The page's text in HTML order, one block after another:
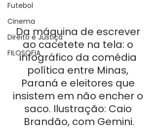
Futebol
Cinema
Direito e Justiça
FILOSOFIA
Da máquina de escrever
ao cacetete na tela: o
infográfico da comédia
política entre Minas,
Paraná e eleitores que
insistem em não encher o
saco. Ilustração: Caio
Brandão, com Gemini.